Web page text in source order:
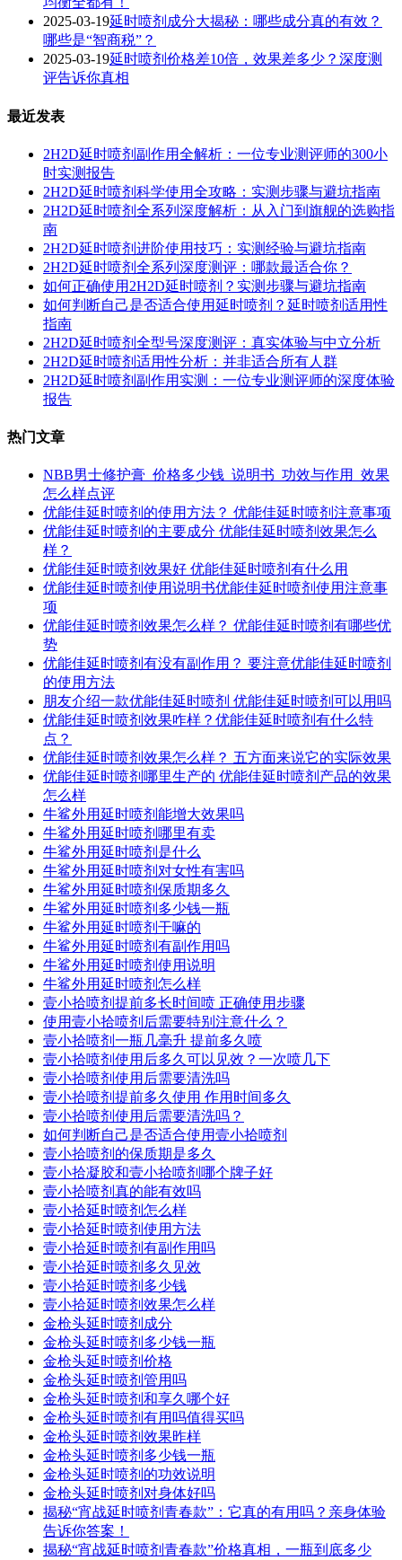
2025-03-19延时喷剂成分大揭秘：哪些成分真的有效？
哪些是“智商税”？
2025-03-19延时喷剂价格差10倍，效果差多少？深度测
评告诉你真相
最近发表
2H2D延时喷剂副作用全解析：一位专业测评师的300小
时实测报告
2H2D延时喷剂科学使用全攻略：实测步骤与避坑指南
2H2D延时喷剂全系列深度解析：从入门到旗舰的选购指
南
2H2D延时喷剂进阶使用技巧：实测经验与避坑指南
2H2D延时喷剂全系列深度测评：哪款最适合你？
如何正确使用2H2D延时喷剂？实测步骤与避坑指南
如何判断自己是否适合使用延时喷剂？延时喷剂适用性
指南
2H2D延时喷剂全型号深度测评：真实体验与中立分析
2H2D延时喷剂适用性分析：并非适合所有人群
2H2D延时喷剂副作用实测：一位专业测评师的深度体验
报告
热门文章
NBB男士修护膏_价格多少钱_说明书_功效与作用_效果
怎么样点评
优能佳延时喷剂的使用方法？ 优能佳延时喷剂注意事项
优能佳延时喷剂的主要成分 优能佳延时喷剂效果怎么
样？
优能佳延时喷剂效果好 优能佳延时喷剂有什么用
优能佳延时喷剂使用说明书优能佳延时喷剂使用注意事
项
优能佳延时喷剂效果怎么样？ 优能佳延时喷剂有哪些优
势
优能佳延时喷剂有没有副作用？ 要注意优能佳延时喷剂
的使用方法
朋友介绍一款优能佳延时喷剂 优能佳延时喷剂可以用吗
优能佳延时喷剂效果咋样？优能佳延时喷剂有什么特
点？
优能佳延时喷剂效果怎么样？ 五方面来说它的实际效果
优能佳延时喷剂哪里生产的 优能佳延时喷剂产品的效果
怎么样
牛鲨外用延时喷剂能增大效果吗
牛鲨外用延时喷剂哪里有卖
牛鲨外用延时喷剂是什么
牛鲨外用延时喷剂对女性有害吗
牛鲨外用延时喷剂保质期多久
牛鲨外用延时喷剂多少钱一瓶
牛鲨外用延时喷剂干嘛的
牛鲨外用延时喷剂有副作用吗
牛鲨外用延时喷剂使用说明
牛鲨外用延时喷剂怎么样
壹小拾喷剂提前多长时间喷 正确使用步骤
使用壹小拾喷剂后需要特别注意什么？
壹小拾喷剂一瓶几毫升 提前多久喷
壹小拾喷剂使用后多久可以见效？一次喷几下
壹小拾喷剂使用后需要清洗吗
壹小拾喷剂提前多久使用 作用时间多久
壹小拾喷剂使用后需要清洗吗？
如何判断自己是否适合使用壹小拾喷剂
壹小拾喷剂的保质期是多久
壹小拾凝胶和壹小拾喷剂哪个牌子好
壹小拾喷剂真的能有效吗
壹小拾延时喷剂怎么样
壹小拾延时喷剂使用方法
壹小拾延时喷剂有副作用吗
壹小拾延时喷剂多久见效
壹小拾延时喷剂多少钱
壹小拾延时喷剂效果怎么样
金枪头延时喷剂成分
金枪头延时喷剂多少钱一瓶
金枪头延时喷剂价格
金枪头延时喷剂管用吗
金枪头延时喷剂和享久哪个好
金枪头延时喷剂有用吗值得买吗
金枪头延时喷剂效果昨样
金枪头延时喷剂多少钱一瓶
金枪头延时喷剂的功效说明
金枪头延时喷剂对身体好吗
揭秘“宵战延时喷剂青春款”：它真的有用吗？亲身体验
告诉你答案！
揭秘“宵战延时喷剂青春款”价格真相，一瓶到底多少